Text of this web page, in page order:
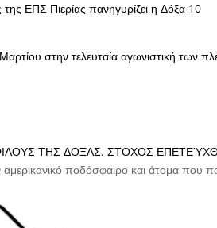
ΕΠΣ Πιερίας πανηγυρίζει η Δόξα 10
στην τελευταία αγωνιστική των
ΤΗΣ ΔΟΞΑΣ. ΣΤΟΧΟΣ